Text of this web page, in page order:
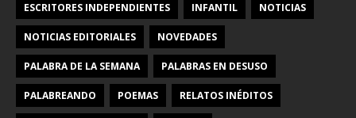
ESCRITORES INDEPENDIENTES INFANTIL NOTICIAS
NOTICIAS EDITORIALES NOVEDADES
PALABRA DE LA SEMANA PALABRAS EN DESUSO
PALABREANDO POEMAS RELATOS INÉDITOS